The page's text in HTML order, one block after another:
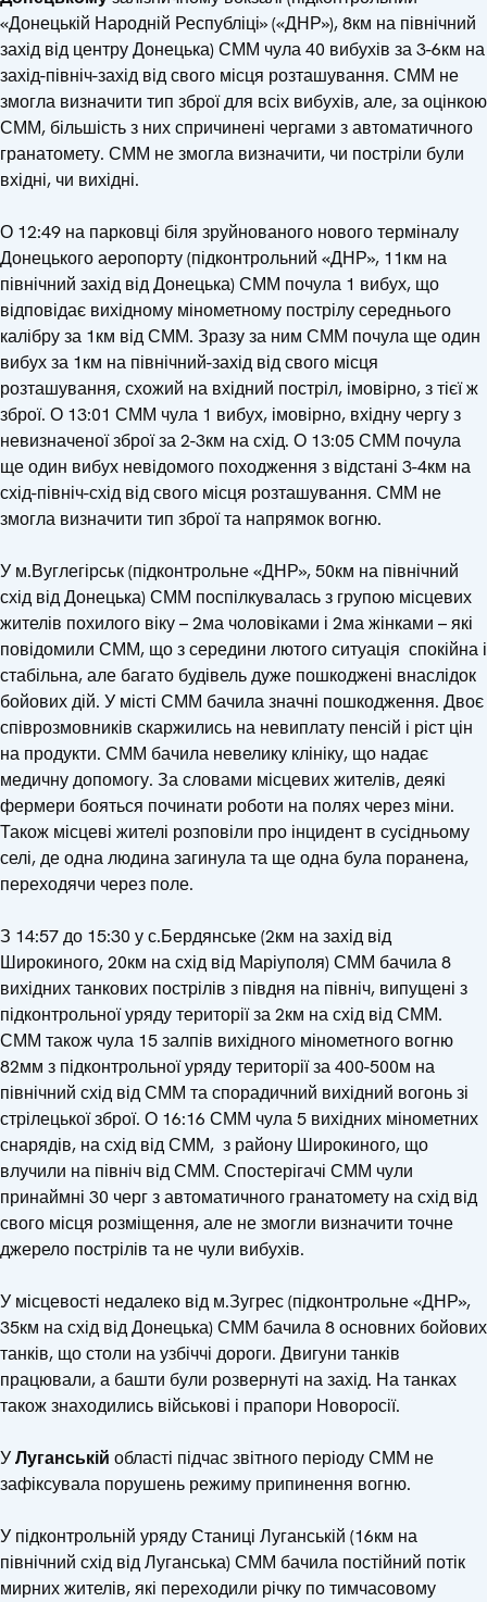
«Донецькій Народній Республіці» («ДНР»), 8км на північний
захід від центру Донецька) СММ чула 40 вибухів за 3-6км на
захід-північ-захід від свого місця розташування. СММ не
змогла визначити тип зброї для всіх вибухів, але, за оцінкою
СММ, більшість з них спричинені чергами з автоматичного
гранатомету. СММ не змогла визначити, чи постріли були
вхідні, чи вихідні.
О 12:49 на парковці біля зруйнованого нового терміналу
Донецького аеропорту (підконтрольний «ДНР», 11км на
північний захід від Донецька) СММ почула 1 вибух, що
відповідає вихідному мінометному пострілу середнього
калібру за 1км від СММ. Зразу за ним СММ почула ще один
вибух за 1км на північний-захід від свого місця
розташування, схожий на вхідний постріл, імовірно, з тієї ж
зброї. О 13:01 СММ чула 1 вибух, імовірно, вхідну чергу з
невизначеної зброї за 2-3км на схід. О 13:05 СММ почула
ще один вибух невідомого походження з відстані 3-4км на
схід-північ-схід від свого місця розташування. СММ не
змогла визначити тип зброї та напрямок вогню.
У м.Вуглегірськ (підконтрольне «ДНР», 50км на північний
схід від Донецька) СММ поспілкувалась з групою місцевих
жителів похилого віку – 2ма чоловіками і 2ма жінками – які
повідомили СММ, що з середини лютого ситуація спокійна і
стабільна, але багато будівель дуже пошкоджені внаслідок
бойових дій. У місті СММ бачила значні пошкодження. Двоє
співрозмовників скаржились на невиплату пенсій і ріст цін
на продукти. СММ бачила невелику клініку, що надає
медичну допомогу. За словами місцевих жителів, деякі
фермери бояться починати роботи на полях через міни.
Також місцеві жителі розповіли про інцидент в сусідньому
селі, де одна людина загинула та ще одна була поранена,
переходячи через поле.
З 14:57 до 15:30 у с.Бердянське (2км на захід від
Широкиного, 20км на схід від Маріуполя) СММ бачила 8
вихідних танкових пострілів з півдня на північ, випущені з
підконтрольної уряду території за 2км на схід від СММ.
СММ також чула 15 залпів вихідного мінометного вогню
82мм з підконтрольної уряду території за 400-500м на
північний схід від СММ та спорадичний вихідний вогонь зі
стрілецької зброї. О 16:16 СММ чула 5 вихідних мінометних
снарядів, на схід від СММ, з району Широкиного, що
влучили на північ від СММ. Спостерігачі СММ чули
принаймні 30 черг з автоматичного гранатомету на схід від
свого місця розміщення, але не змогли визначити точне
джерело пострілів та не чули вибухів.
У місцевості недалеко від м.Зугрес (підконтрольне «ДНР»,
35км на схід від Донецька) СММ бачила 8 основних бойових
танків, що столи на узбіччі дороги. Двигуни танків
працювали, а башти були розвернуті на захід. На танках
також знаходились військові і прапори Новоросії.
УЛуганській області підчас звітного періоду СММ не
зафіксувала порушень режиму припинення вогню.
У підконтрольній уряду Станиці Луганській (16км на
північний схід від Луганська) СММ бачила постійний потік
мирних жителів, які переходили річку по тимчасовому